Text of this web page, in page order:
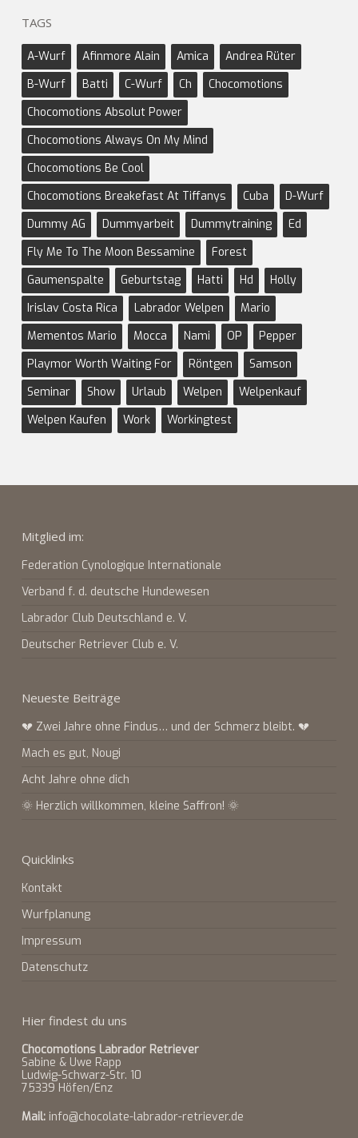
TAGS
A-Wurf Afinmore Alain Amica
Andrea Rüter
B-Wurf
Batti C-Wurf Ch
Chocomotions
Chocomotions Absolut Power
Chocomotions Always On My Mind
Chocomotions Be Cool
Chocomotions Breakefast At Tiffanys
Cuba
D-Wurf
Dummy AG
Dummyarbeit Dummytraining
Ed
Fly Me To The Moon Bessamine
Forest
Gaumenspalte
Geburtstag Hatti Hd
Holly
Irislav Costa Rica
Labrador Welpen
Mario
Mementos Mario
Mocca Nami OP
Pepper
Playmor Worth Waiting For
Röntgen
Samson
Seminar
Show Urlaub Welpen
Welpenkauf
Welpen Kaufen
Work Workingtest
Mitglied im:
Federation Cynologique Internationale
Verband f. d. deutsche Hundewesen
Labrador Club Deutschland e. V.
Deutscher Retriever Club e. V.
Neueste Beiträge
💔 Zwei Jahre ohne Findus… und der Schmerz bleibt. 💔
Mach es gut, Nougi
Acht Jahre ohne dich
🌞 Herzlich willkommen, kleine Saffron! 🌞
Quicklinks
Kontakt
Wurfplanung
Impressum
Datenschutz
Hier findest du uns
Chocomotions Labrador Retriever
Sabine & Uwe Rapp
Ludwig-Schwarz-Str. 10
75339 Höfen/Enz
Mail: info@chocolate-labrador-retriever.de